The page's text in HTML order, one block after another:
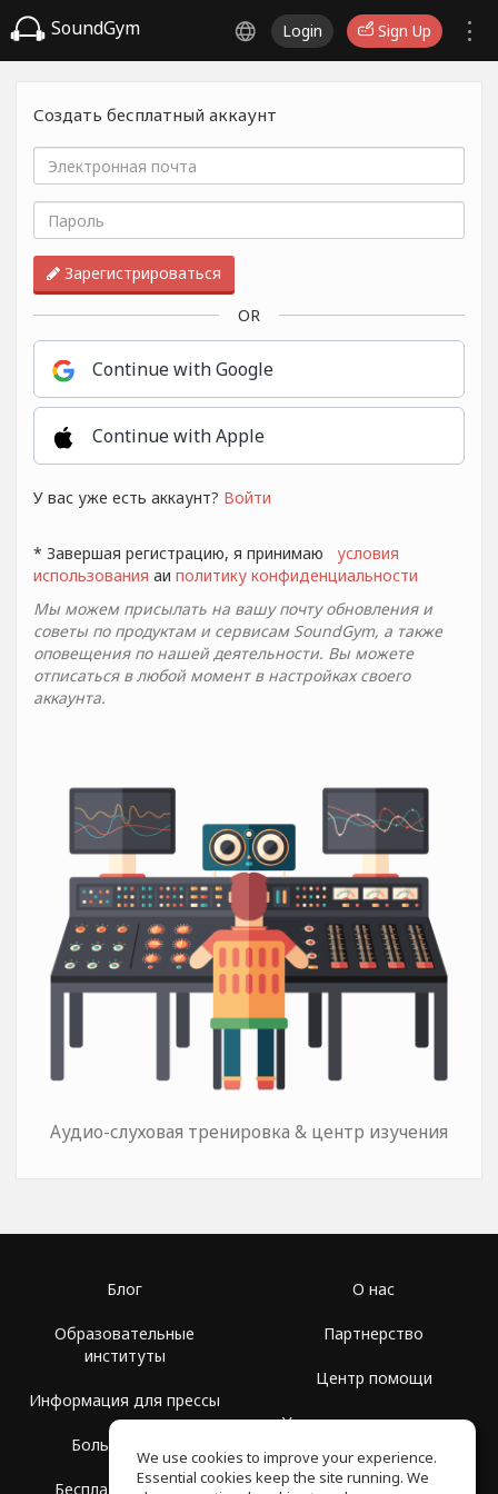
SoundGym Login Sign Up
Создать бесплатный аккаунт
Зарегистрироваться
OR
Continue with Google
Continue with Apple
У вас уже есть аккаунт? Войти
* Завершая регистрацию, я принимаю условия
использования aи политику конфиденциальности
Мы можем присылать на вашу почту обновления и
советы по продуктам и сервисам SoundGym, а также
оповещения по нашей деятельности. Вы можете
отписаться в любой момент в настройках своего
аккаунта.
Аудио-слуховая тренировка & центр изучения
Блог
Образовательные
институты
Информация для прессы
Больше Групп
Бесплатная школа
О нас
Партнерство
Центр помощи
Условия использования
Политика
конфиденциальности
We use cookies to improve your experience.
Essential cookies keep the site running. We